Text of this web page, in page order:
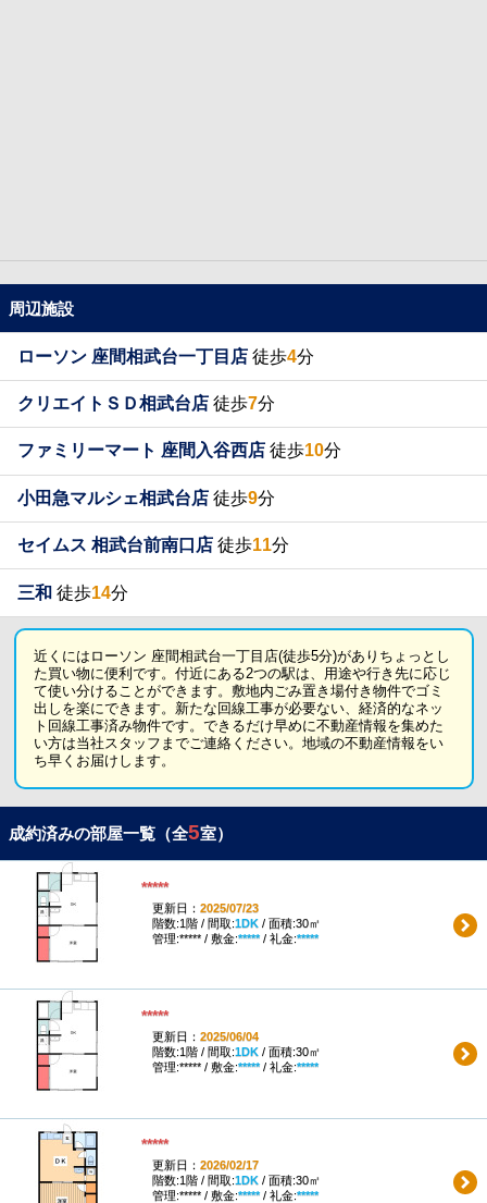
周辺施設
ローソン 座間相武台一丁目店 徒歩4分
クリエイトＳＤ相武台店 徒歩7分
ファミリーマート 座間入谷西店 徒歩10分
小田急マルシェ相武台店 徒歩9分
セイムス 相武台前南口店 徒歩11分
三和 徒歩14分
近くにはローソン 座間相武台一丁目店(徒歩5分)がありちょっとし
た買い物に便利です。付近にある2つの駅は、用途や行き先に応じ
て使い分けることができます。敷地内ごみ置き場付き物件でゴミ
出しを楽にできます。新たな回線工事が必要ない、経済的なネッ
ト回線工事済み物件です。できるだけ早めに不動産情報を集めた
い方は当社スタッフまでご連絡ください。地域の不動産情報をい
ち早くお届けします。
成約済みの部屋一覧（全5室）
*****
更新日： 2025/07/23
階数:1階 / 間取:1DK/ 面積:30㎡
管理:***** / 敷金:*****/ 礼金:*****
*****
更新日： 2025/06/04
階数:1階 / 間取:1DK/ 面積:30㎡
管理:***** / 敷金:*****/ 礼金:*****
*****
更新日： 2026/02/17
階数:1階 / 間取:1DK/ 面積:30㎡
管理:***** / 敷金:*****/ 礼金:*****